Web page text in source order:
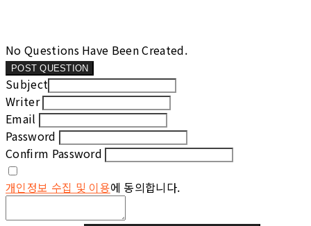
No Questions Have Been Created.
POST QUESTION
Subject
Writer
Email
Password
Confirm Password
개인정보 수집 및 이용에 동의합니다.